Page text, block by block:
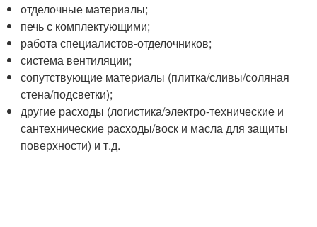
отделочные материалы;
печь с комплектующими;
работа специалистов-отделочников;
система вентиляции;
сопутствующие материалы (плитка/сливы/соляная
стена/подсветки);
другие расходы (логистика/электро-технические и
сантехнические расходы/воск и масла для защиты
поверхности) и т.д.